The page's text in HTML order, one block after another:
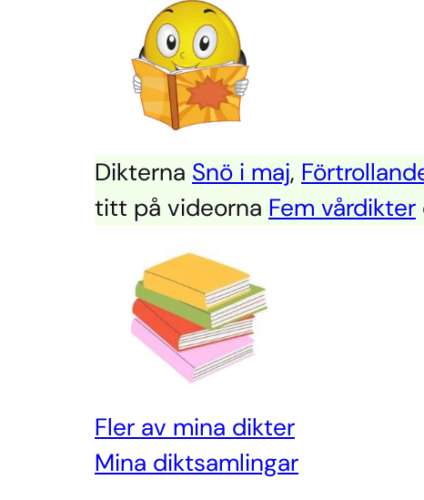
Dikterna Snö i maj,
titt på videorna Fem vårdikter
Fler av mina dikter
Mina diktsamlingar